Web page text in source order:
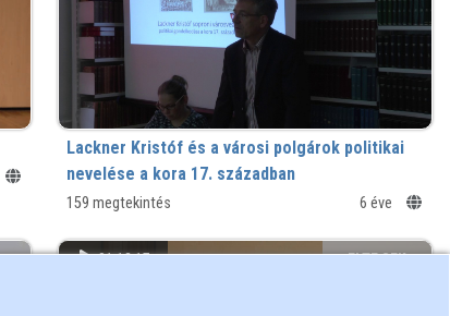
Lackner Kristóf és a városi polgárok politikai
nevelése a kora 17. században
159 megtekintés 6 éve
01:12:17
ELTE SEK